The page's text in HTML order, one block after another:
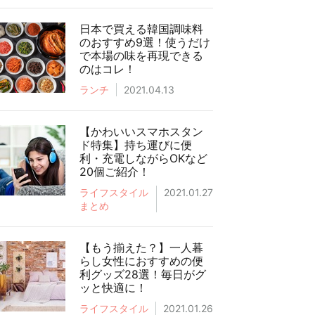
日本で買える韓国調味料
のおすすめ9選！使うだけ
で本場の味を再現できる
のはコレ！
ランチ 2021.04.13
【かわいいスマホスタン
ド特集】持ち運びに便
利・充電しながらOKなど
20個ご紹介！
ライフスタイル
まとめ
2021.01.27
【もう揃えた？】一人暮
らし女性におすすめの便
利グッズ28選！毎日がグ
ッと快適に！
ライフスタイル
2021.01.26